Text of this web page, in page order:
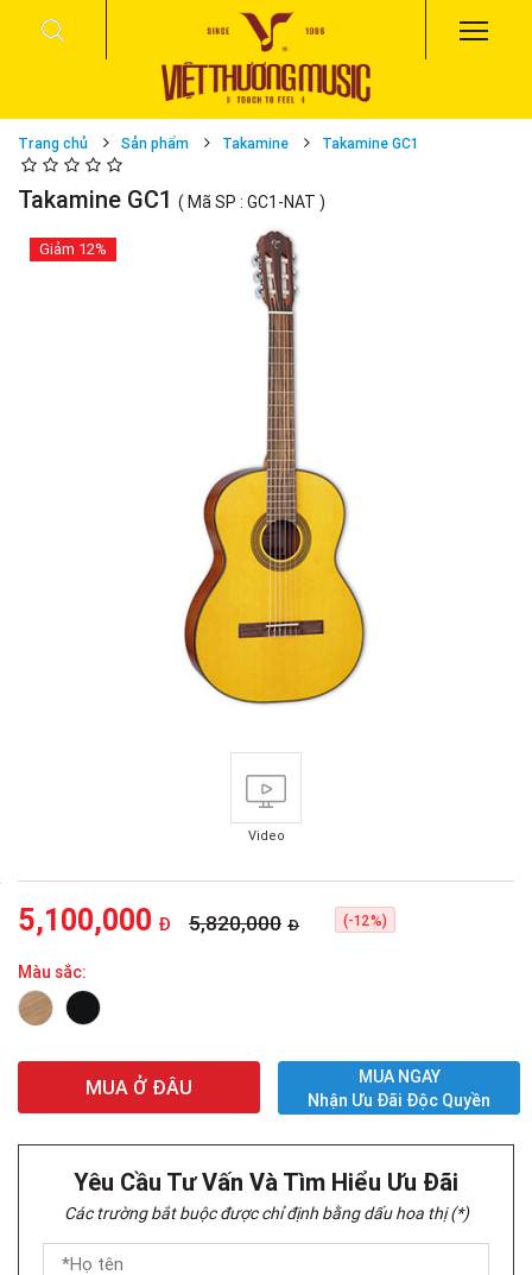
Trang chủ Sản phẩm Takamine Takamine GC1
Takamine GC1 ( Mã SP : GC1-NAT )
Giảm 12%
Video
5,100,000 Đ 5,820,000 Đ (-12%)
Màu sắc:
MUA Ở ĐÂU
MUA NGAY
Nhận Ưu Đãi Độc Quyền
Yêu Cầu Tư Vấn Và Tìm Hiểu Ưu Đãi
Các trường bắt buộc được chỉ định bằng dấu hoa thị (*)